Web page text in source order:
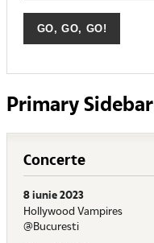
Primary Sidebar
Concerte
8 iunie 2023
Hollywood Vampires
@Bucuresti